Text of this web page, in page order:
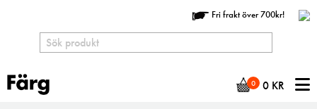
Fri frakt över 700kr!
0 0 KR